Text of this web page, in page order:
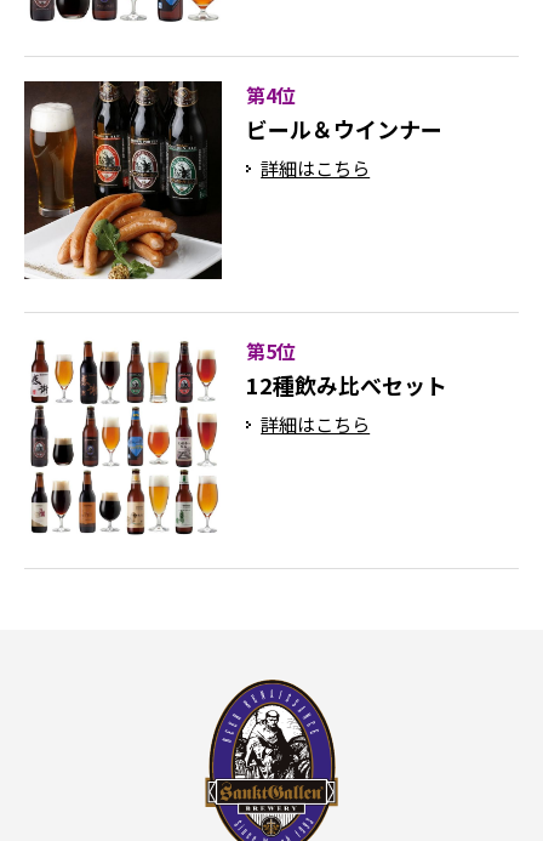
第4位
ビール＆ウインナー
詳細はこちら
第5位
12種飲み比べセット
詳細はこちら